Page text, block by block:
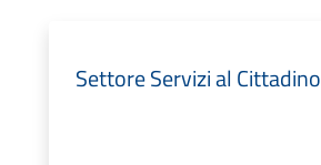
Settore Servizi al Cittadino